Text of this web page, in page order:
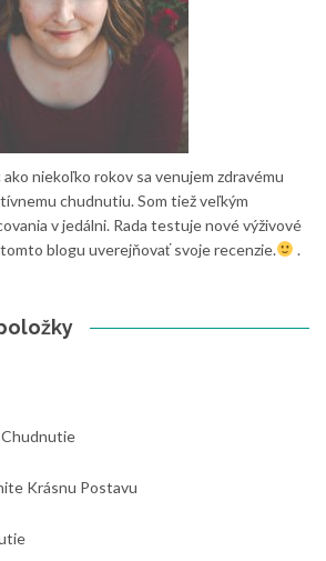
ako niekoľko rokov sa venujem zdravému
chudnutiu. Som tiež veľkým
v jedálni. Rada testuje nové výživové
blogu uverejňovať svoje recenzie.
.
Chudnutie
Krásnu Postavu